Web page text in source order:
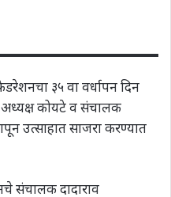
३५ वा वर्धापन दिन
कोयटे व संचालक
उत्साहात साजरा करण्यात
संचालक दादाराव